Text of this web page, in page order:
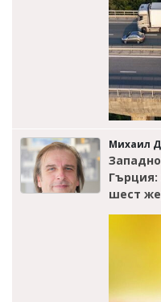
Михаил
Гърция:
шест